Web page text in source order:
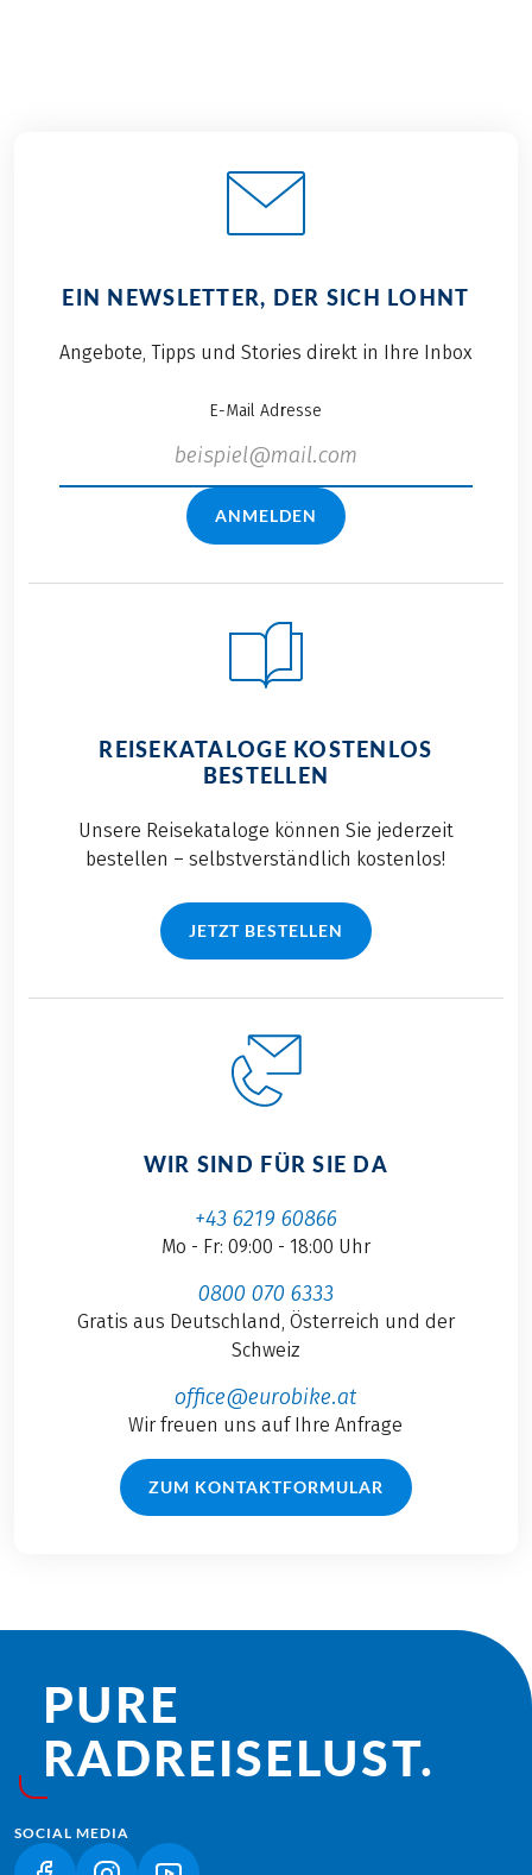
EIN NEWSLETTER, DER SICH LOHNT
Angebote, Tipps und Stories direkt in Ihre Inbox
E-Mail Adresse
ANMELDEN
REISEKATALOGE KOSTENLOS
BESTELLEN
Unsere Reisekataloge können Sie jederzeit
bestellen – selbstverständlich kostenlos!
JETZT BESTELLEN
WIR SIND FÜR SIE DA
+43 6219 60866
Mo - Fr: 09:00 - 18:00 Uhr
0800 070 6333
Gratis aus Deutschland, Österreich und der
Schweiz
office@eurobike.at
Wir freuen uns auf Ihre Anfrage
ZUM KONTAKTFORMULAR
PURE
RADREISE­LUST.
SOCIAL MEDIA